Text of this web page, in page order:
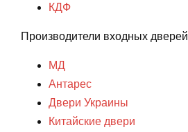
КДФ
Производители входных дверей
МД
Антарес
Двери Украины
Китайские двери